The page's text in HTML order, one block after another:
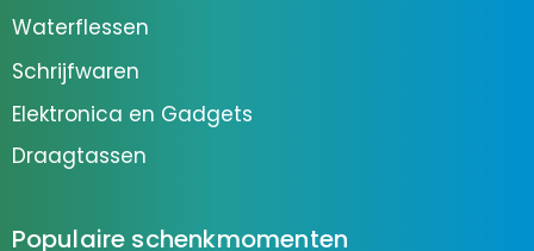
Waterflessen
Schrijfwaren
Elektronica en Gadgets
Draagtassen
Populaire schenkmomenten